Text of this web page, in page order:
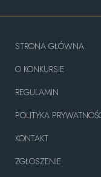
STRONA GŁÓWNA
O KONKURSIE
REGULAMIN
POLITYKA
KONTAKT
ZGŁOSZENIE